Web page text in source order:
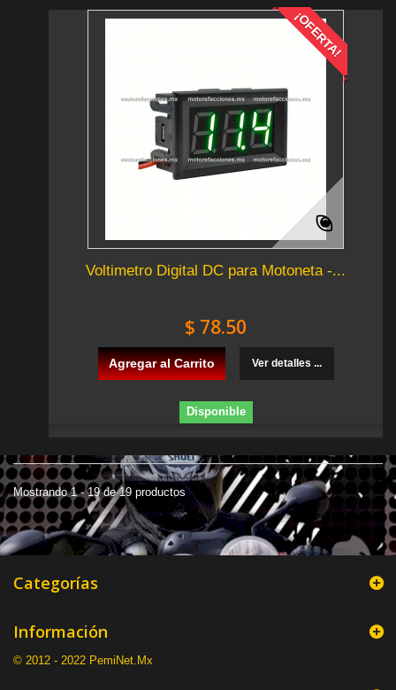
¡OFERTA!
Voltimetro Digital DC para Motoneta -...
$ 78.50
Agregar al Carrito Ver detalles ...
Disponible
Mostrando 1 - 19 de 19 productos
Categorías
Información
© 2012 - 2022 PemiNet.Mx